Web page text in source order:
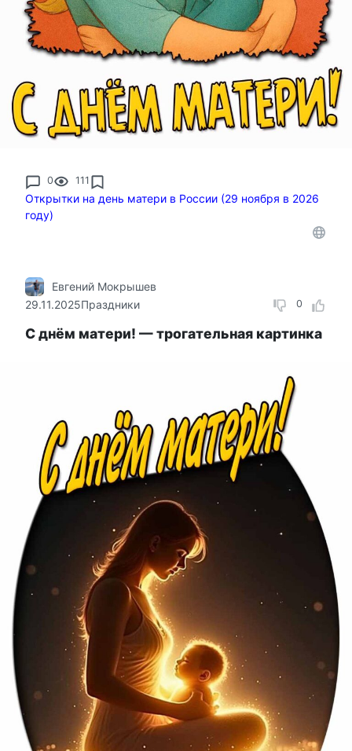
0 111
Открытки на день матери в России (29 ноября в 2026
году)
0
Евгений Мокрышев
29.11.2025Праздники
С днём матери! — трогательная картинка